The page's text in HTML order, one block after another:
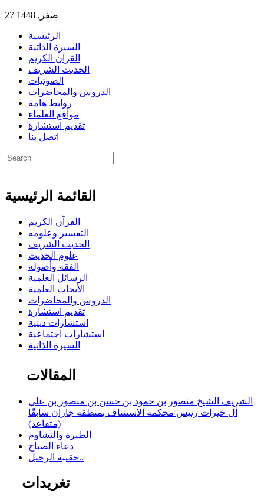
27 صفر, 1448
الرئيسية
السيرة الذاتية
القرآن الكريم
الحديث الشريف
الصوتيات
الدروس والمحاضرات
روابط هامة
مواقع العلماء
تقديم استشارة
اتصل بنا
القائمة الرئيسية
القرآن الكريم
التفسير وعلومه
الحديث الشريف
علوم الحديث
الفقه وأصوله
الرسائل العلمية
الأبحاث العلمية
الدروس والمحاضرات
تقديم استشارة
استشارات دينية
استشارات اجتماعية
السيرة الذاتية
المقالات
الشريف الشيخ منصور بن حمود بن حسن بن منصور بن علي
آل خيرات رئيس محكمة الاستئناف بمنطقة جازان سابقًا
(متقاعد)
الطيرة والتشاوم
دعاء الصباح
حقيبة الرحيل..
تغريدات